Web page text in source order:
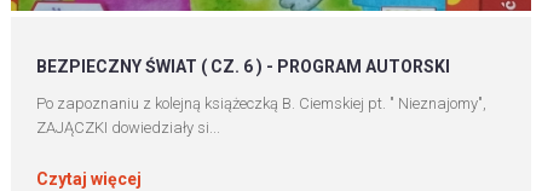
BEZPIECZNY ŚWIAT ( CZ. 6 ) - PROGRAM AUTORSKI
Po zapoznaniu z kolejną książeczką B. Ciemskiej pt. " Nieznajomy",
ZAJĄCZKI dowiedziały si...
Czytaj więcej